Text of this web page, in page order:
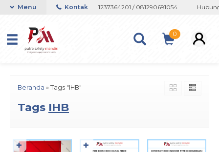
Whatsapp 082133767508 / 081237364201 / 081290691054
Menu Kontak
0
Beranda » Tags "IHB"
Tags IHB
✚ ✚